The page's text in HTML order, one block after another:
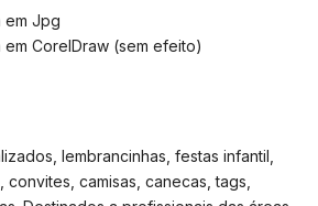
em Jpg
em CorelDraw (sem efeito)
lembrancinhas, festas infantil,
convites, camisas, canecas, tags,